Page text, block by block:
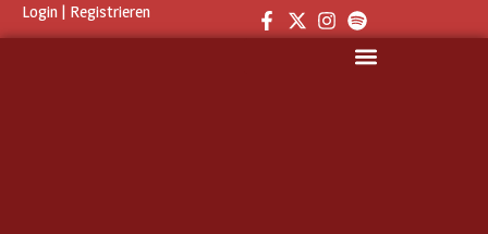
Login | Registrieren